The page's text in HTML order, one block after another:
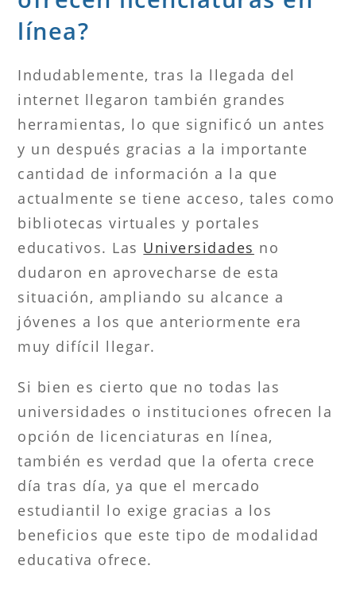
línea?
Indudablemente, tras la llegada del
internet llegaron también grandes
herramientas, lo que significó un antes
y un después gracias a la importante
cantidad de información a la que
actualmente se tiene acceso, tales como
bibliotecas virtuales y portales
educativos. Las Universidades no
dudaron en aprovecharse de esta
situación, ampliando su alcance a
jóvenes a los que anteriormente era
muy difícil llegar.
Si bien es cierto que no todas las
universidades o instituciones ofrecen la
opción de licenciaturas en línea,
también es verdad que la oferta crece
día tras día, ya que el mercado
estudiantil lo exige gracias a los
beneficios que este tipo de modalidad
educativa ofrece.